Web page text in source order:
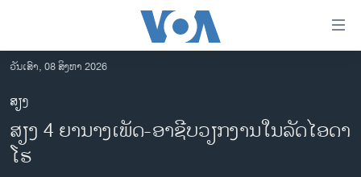
ເຂົ້າ
ຫາ
ຂ້າມ
ຂ້າມ
ຂ້າມ
ລາວ
ອາເມຣິກາ
ວັນເສົາ, 08 ສິງຫາ 2026
ສຽງ
ສຽງ 4 ຍານາງເພັດ-ອາຊີບວຽກງານໃນລັດໄອດາ
ໂຮ